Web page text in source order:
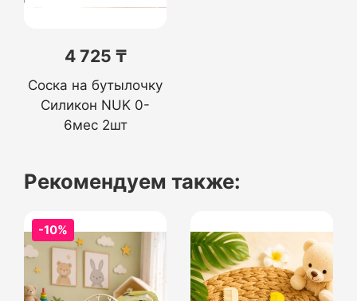
4 725 ₸
Соска на бутылочку
Силикон NUK 0-
6мес 2шт
Рекомендуем также:
-10%